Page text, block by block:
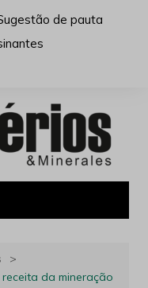
de pauta
da mineração